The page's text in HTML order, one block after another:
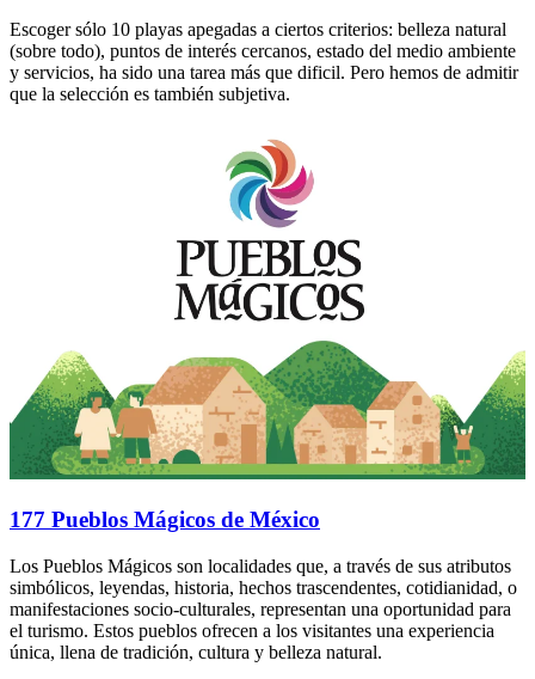
Escoger sólo 10 playas apegadas a ciertos criterios: belleza natural
(sobre todo), puntos de interés cercanos, estado del medio ambiente
y servicios, ha sido una tarea más que dificil. Pero hemos de admitir
que la selección es también subjetiva.
177 Pueblos Mágicos de México
Los Pueblos Mágicos son localidades que, a través de sus atributos
simbólicos, leyendas, historia, hechos trascendentes, cotidianidad, o
manifestaciones socio-culturales, representan una oportunidad para
el turismo. Estos pueblos ofrecen a los visitantes una experiencia
única, llena de tradición, cultura y belleza natural.